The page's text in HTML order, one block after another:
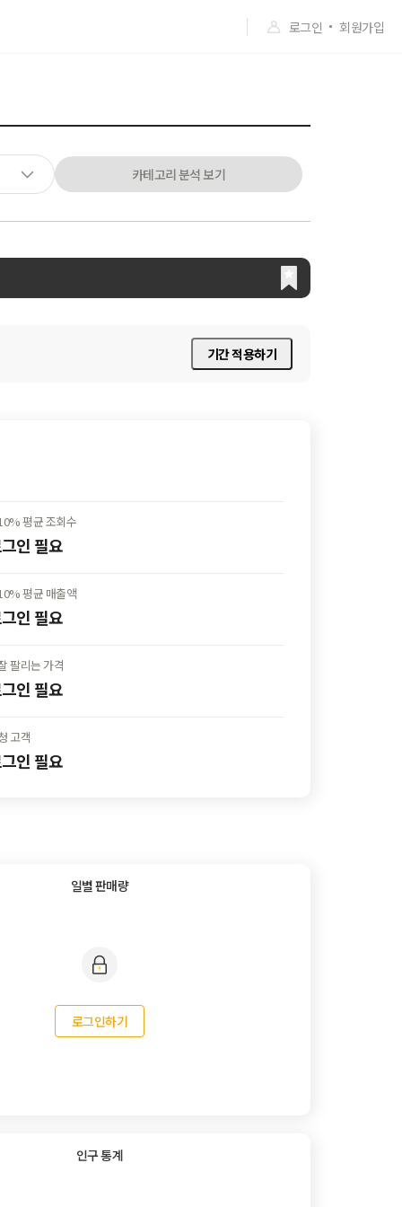
로그인 회원가입
카테고리 분석 보기
기간 적용하기
평균조회수
그인 필요
평균 매출액
그인 필요
팔리는 가격
그인 필요
고객
그인 필요
일별 판매량
로그인하기
인구 통계